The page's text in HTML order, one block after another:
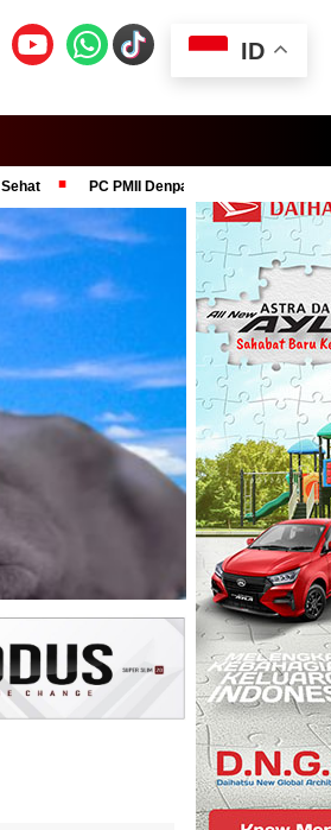
PC PMII Denpasar Dukung Komitmen Presiden
ID